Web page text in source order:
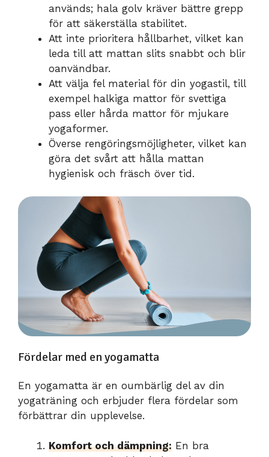
används; hala golv kräver bättre grepp
för att säkerställa stabilitet.
Att inte prioritera hållbarhet, vilket kan
leda till att mattan slits snabbt och blir
oanvändbar.
Att välja fel material för din yogastil, till
exempel halkiga mattor för svettiga
pass eller hårda mattor för mjukare
yogaformer.
Överse rengöringsmöjligheter, vilket kan
göra det svårt att hålla mattan
hygienisk och fräsch över tid.
Fördelar med en yogamatta
En yogamatta är en oumbärlig del av din
yogaträning och erbjuder flera fördelar som
förbättrar din upplevelse.
Komfort och dämpning: En bra